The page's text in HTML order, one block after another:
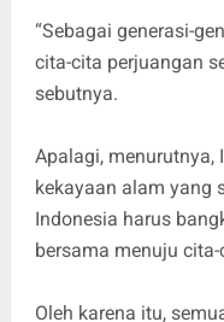
“Sebagai generasi-
cita-cita perjuangan
sebutnya.
Apalagi, menurutnya,
kekayaan alam yang
Indonesia harus
bersama menuju
Oleh karena itu,